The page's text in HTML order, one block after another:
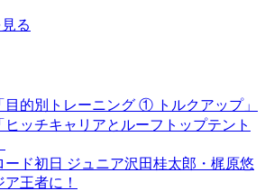
る
目的別トレーニング ① トルクアップ」
ヒッチキャリアとルーフトップテント
ード初日 ジュニア沢田桂太郎・梶原悠
王者に！